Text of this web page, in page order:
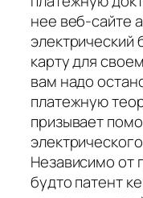
нее веб-сайте
карту для
вам надо
платежную
призывает
Независимо от
будто патент